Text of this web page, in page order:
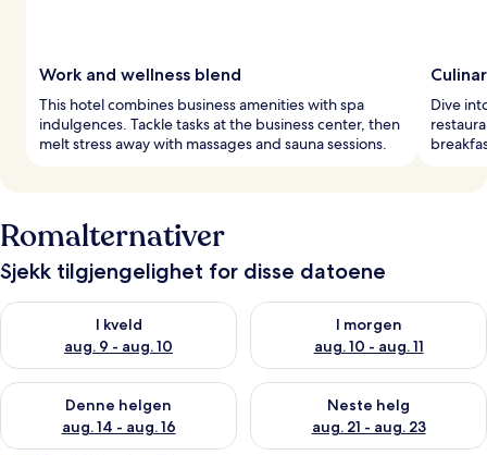
Work and wellness blend
This hotel combines business amenities with spa
indulgences. Tackle tasks at the business center, then
melt stress away with massages and sauna sessions.
Dive
Romalternativer
Sjekk tilgjengelighet for disse datoene
I kveld
aug. 9 - aug. 10
Sjekk tilgjengelighet for i kveld, aug. 9 - aug. 10
I morgen
aug. 10 - aug. 11
Sjekk tilgjengelighet for i
Denne helgen
aug. 14 - aug. 16
Sjekk tilgjengelighet for denne helgen, aug. 14 - aug. 16
Neste helg
aug. 21 - aug. 23
Sjekk tilgjengelighet for